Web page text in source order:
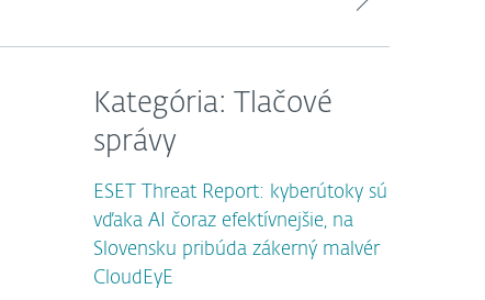
Kategória: Tlačové
správy
ESET Threat Report: kyberútoky sú
vďaka AI čoraz efektívnejšie, na
Slovensku pribúda zákerný malvér
CloudEyE